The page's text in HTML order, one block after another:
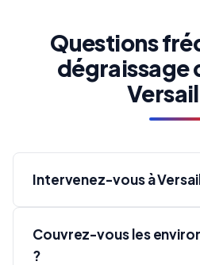
Questions
dégraissage
Intervenez-vous à
Couvrez-vous les
?